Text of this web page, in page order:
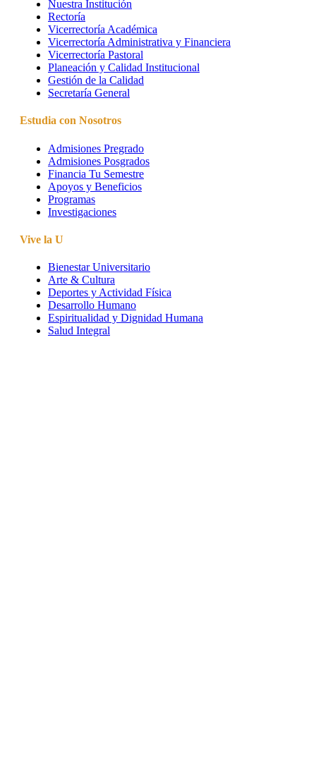
Nuestra Institución
Rectoría
Vicerrectoría Académica
Vicerrectoría Administrativa y Financiera
Vicerrectoría Pastoral
Planeación y Calidad Institucional
Gestión de la Calidad
Secretaría General
Estudia con Nosotros
Admisiones Pregrado
Admisiones Posgrados
Financia Tu Semestre
Apoyos y Beneficios
Programas
Investigaciones
Vive la U
Bienestar Universitario
Arte & Cultura
Deportes y Actividad Física
Desarrollo Humano
Espiritualidad y Dignidad Humana
Salud Integral